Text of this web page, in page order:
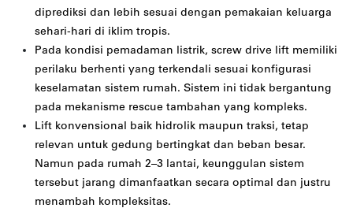
diprediksi dan lebih sesuai dengan pemakaian keluarga
sehari-hari di iklim tropis.
Pada kondisi pemadaman listrik, screw drive lift memiliki
perilaku berhenti yang terkendali sesuai konfigurasi
keselamatan sistem rumah. Sistem ini tidak bergantung
pada mekanisme rescue tambahan yang kompleks.
Lift konvensional baik hidrolik maupun traksi, tetap
relevan untuk gedung bertingkat dan beban besar.
Namun pada rumah 2–3 lantai, keunggulan sistem
tersebut jarang dimanfaatkan secara optimal dan justru
menambah kompleksitas.